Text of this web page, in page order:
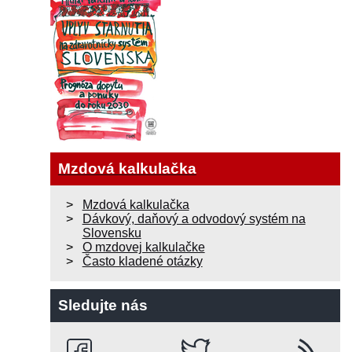
Mzdová kalkulačka
Mzdová kalkulačka
Dávkový, daňový a odvodový systém na
Slovensku
O mzdovej kalkulačke
Často kladené otázky
Sledujte nás